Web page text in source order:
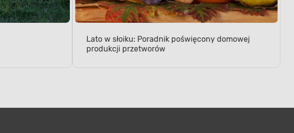
Lato w słoiku: Poradnik poświęcony domowej
produkcji przetworów